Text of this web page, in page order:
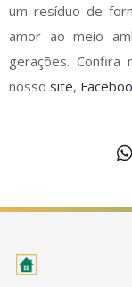
um resíduo de
amor ao meio
gerações. Confira
nosso site,